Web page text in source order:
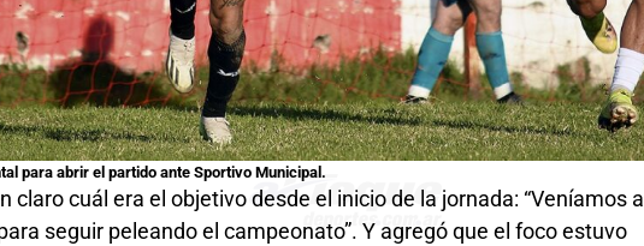
para abrir el partido ante Sportivo Municipal.
claro cuál era el objetivo desde el inicio de la jornada: “Veníamos a
seguir peleando el campeonato”. Y agregó que el foco estuvo